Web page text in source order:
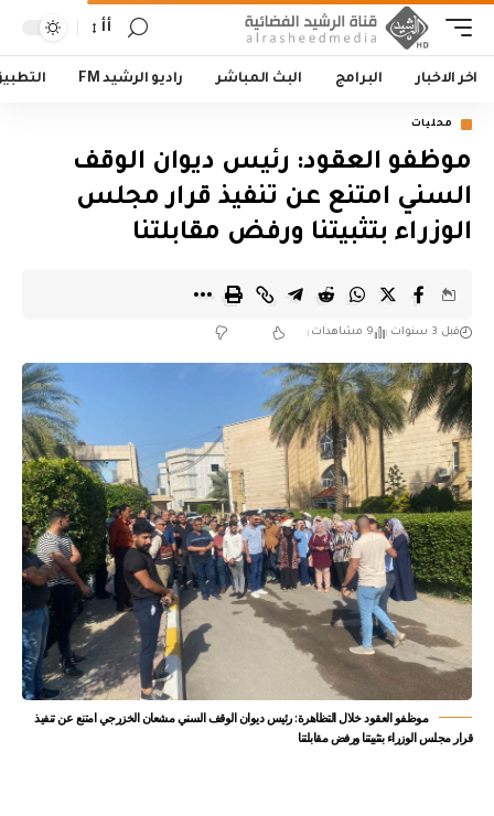
أأ
اخر الاخبار البرامج البث المباشر راديو الرشيد FM
محليات
موظفو العقود: رئيس ديوان الوقف
السني امتنع عن تنفيذ قرار مجلس
الوزراء بتثبيتنا ورفض مقابلتنا
قبل 3 سنوات 9 مشاهدات
موظفو العقود خلال التظاهرة: رئيس ديوان الوقف السني مشعان الخزرجي امتنع عن تنفيذ
قرار مجلس الوزراء بتثبيتنا ورفض مقابلتنا